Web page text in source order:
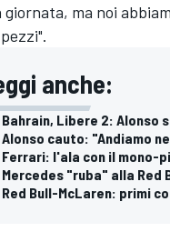
giornata, ma noi
anche:
Bahrain, Libere 2: Alonso
Alonso cauto: "Andiamo
Ferrari: l'ala con il
Mercedes "ruba" alla
Red Bull-McLaren: primi